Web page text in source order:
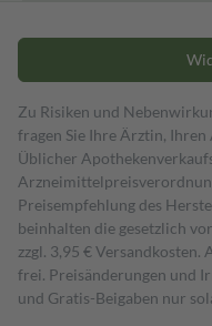
Zu Risiken und
fragen Sie Ihre Ärztin,
Üblicher
Preisempfehlung des
beinhalten die gesetzlich
zzgl. 3,95 €
frei. Preisänderungen und
und Gratis-Beigaben nur